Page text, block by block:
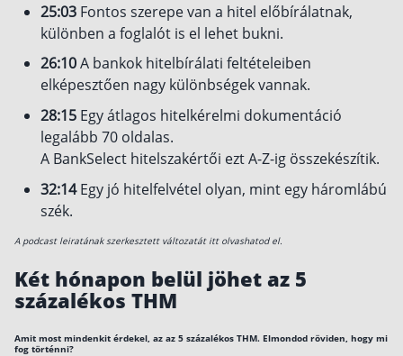
Babakötvény kisokos 👶
Lakástakarék
Hitel
Vállalkozói hitel
Szabad felhasználású hitel
Lakáshitel
Vagyonbiztosítások
Kötelező biztosítás (KGFB)
25:03 Fontos szerepe van a hitel előbírálatnak,
különben a foglalót is el lehet bukni.
26:10A bankok hitelbírálati feltételeiben
elképesztően nagy különbségek vannak.
28:15 Egy átlagos hitelkérelmi dokumentáció
legalább 70 oldalas.
A BankSelect hitelszakértői ezt A-Z-ig összekészítik.
32:14Egy jó hitelfelvétel olyan, mint egy háromlábú
szék.
A podcast leiratának szerkesztett változatát itt olvashatod el.
Két hónapon belül jöhet az 5
százalékos THM
Amit most mindenkit érdekel, az az 5 százalékos THM. Elmondod röviden, hogy mi
fog történni?